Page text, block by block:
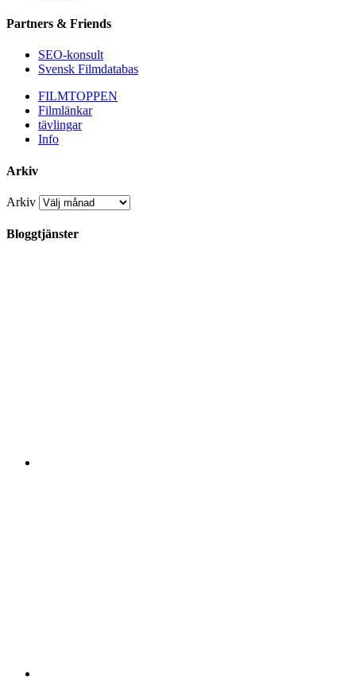
Partners & Friends
SEO-konsult
Svensk Filmdatabas
FILMTOPPEN
Filmlänkar
tävlingar
Info
Arkiv
Arkiv
Bloggtjänster